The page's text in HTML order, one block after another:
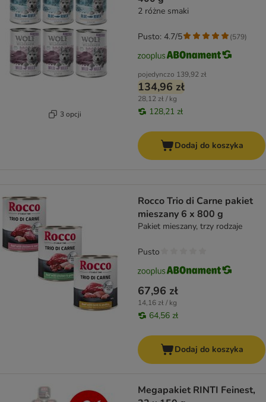
3 opcji
2 różne smaki
pojedynczo 139,92 zł
134,96 zł
28,12 zł / kg
128,21 zł
Pusto: 4.7/5 (579)
Dodaj do koszyka
Rocco Trio di Carne pakiet
mieszany 6 x 800 g
Pakiet mieszany, trzy rodzaje
67,96 zł
14,16 zł / kg
64,56 zł
Pusto
Dodaj do koszyka
Megapakiet RINTI Feinest,